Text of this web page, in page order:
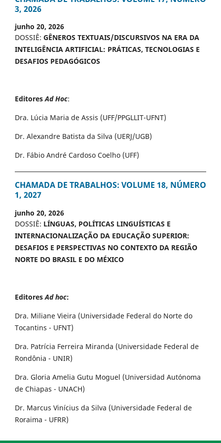
3, 2026
junho 20, 2026
DOSSIÊ: GÊNEROS TEXTUAIS/DISCURSIVOS NA ERA DA
INTELIGÊNCIA ARTIFICIAL: PRÁTICAS, TECNOLOGIAS E
DESAFIOS PEDAGÓGICOS
EditoresAd Hoc:
Dra. Lúcia Maria de Assis (UFF/PPGLLIT-UFNT)
Dr. Alexandre Batista da Silva (UERJ/UGB)
Dr. Fábio André Cardoso Coelho (UFF)
CHAMADA DE TRABALHOS: VOLUME 18, NÚMERO
1, 2027
junho 20, 2026
DOSSIÊ: LÍNGUAS, POLÍTICAS LINGUÍSTICAS E
INTERNACIONALIZAÇÃO DA EDUCAÇÃO SUPERIOR:
DESAFIOS E PERSPECTIVAS NO CONTEXTO DA REGIÃO
NORTE DO BRASIL E DO MÉXICO
Editores Ad hoc:
Dra. Miliane Vieira (Universidade Federal do Norte do
Tocantins - UFNT)
Dra. Patrícia Ferreira Miranda (Universidade Federal de
Rondônia - UNIR)
Dra. Gloria Amelia Gutu Moguel (Universidad Autónoma
de Chiapas - UNACH)
Dr. Marcus Vinícius da Silva (Universidade Federal de
Roraima - UFRR)